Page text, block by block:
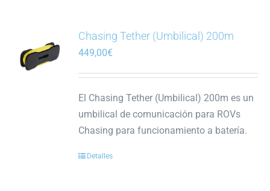
Chasing Tether (Umbilical) 200m
449,00€
El Chasing Tether (Umbilical) 200m es un
umbilical de comunicación para ROVs
Chasing para funcionamiento a batería.
Detalles